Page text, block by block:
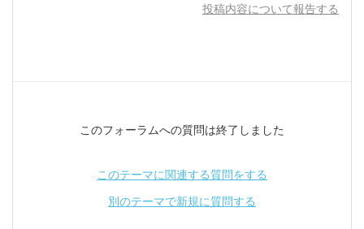
投稿内容について報告する
このフォーラムへの質問は終了しました
このテーマに関連する質問をする
別のテーマで新規に質問する